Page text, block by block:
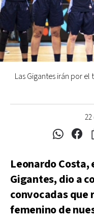
22
Las Gigantes irán por
Leonardo
Gigantes, dio a
convocadas que
femenino de